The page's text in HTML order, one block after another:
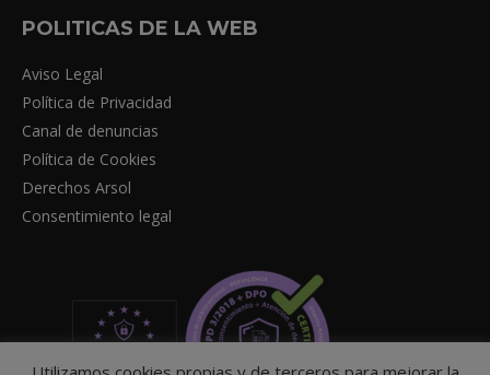
POLITICAS DE LA WEB
Aviso Legal
Política de Privacidad
Canal de denuncias
Política de Cookies
Derechos Arsol
Consentimiento legal